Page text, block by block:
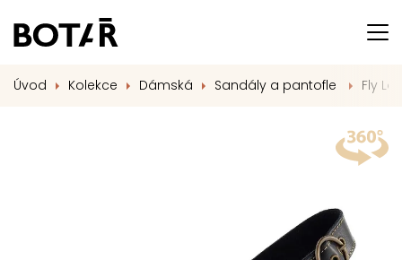
Úvod Kolekce Dámská Sandály a pantofle Fly